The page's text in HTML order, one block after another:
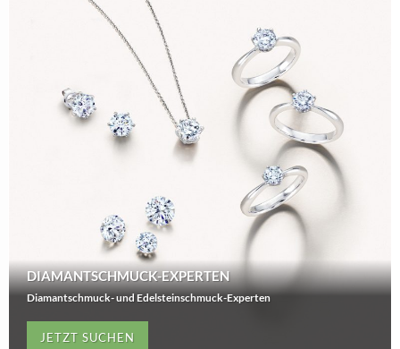
DIAMANTSCHMUCK-EXPERTEN
Diamantschmuck- und Edelsteinschmuck-Experten
JETZT SUCHEN